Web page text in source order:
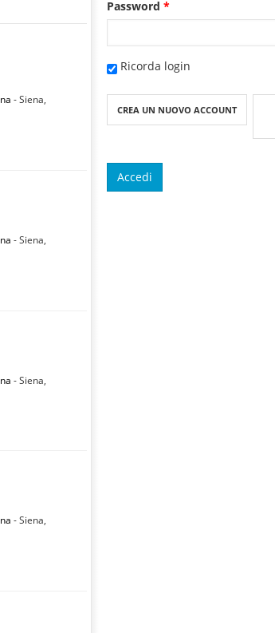
- Siena,
- Siena,
- Siena,
- Siena,
Password *
Ricorda login
CREA UN NUOVO ACCOUNT